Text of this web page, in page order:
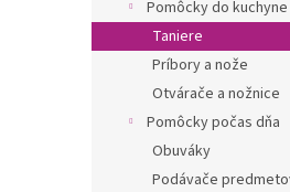
Pomôcky do kuchyne
Taniere
Príbory a nože
Otvárače a nožnice
Pomôcky počas dňa
Obuváky
Podávače